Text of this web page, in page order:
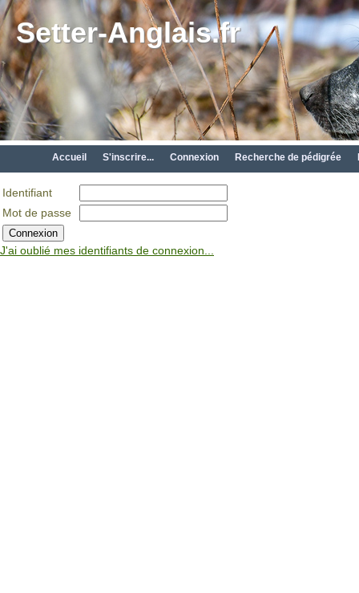
Setter-Anglais.fr
Accueil S'inscrire... Connexion Recherche de pédigrée
Identifiant
Mot de passe
J'ai oublié mes identifiants de connexion...